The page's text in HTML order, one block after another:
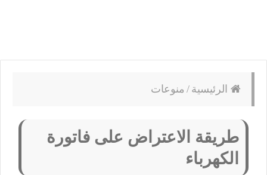
الرئيسية / منوعات
طريقة الاعتراض على فاتورة
الكهرباء